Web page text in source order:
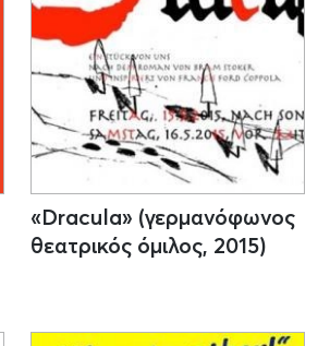
«Dracula» (γερμανόφωνος
θεατρικός όμιλος, 2015)